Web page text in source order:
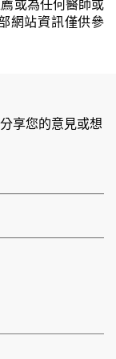
或為任何醫師或
網站資訊僅供參
享您的意見或想